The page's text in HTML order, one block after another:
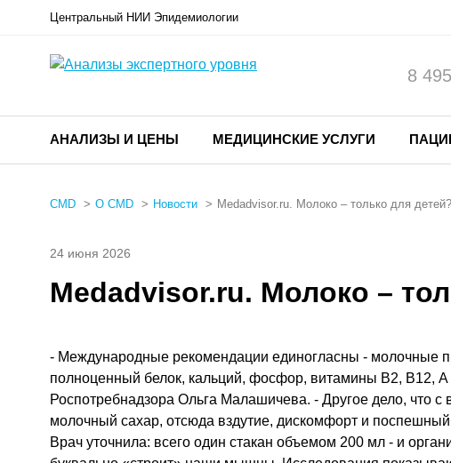
Центральный НИИ Эпидемиологии
8
АНАЛИЗЫ И ЦЕНЫ МЕДИЦИНСКИЕ УСЛУГИ
CMD О CMD Новости Medadvisor.ru. Молоко – только для детей?
24 июня 2026
Medadvisor.ru. Молоко –
- Международные рекомендации единогласны - молочные
полноценный белок, кальций, фосфор, витамины В2, В12,
Роспотребнадзора Ольга Малашичева. - Другое дело, что с
молочный сахар, отсюда вздутие, дискомфорт и
Врач уточнила: всего один стакан объемом 200 мл - и